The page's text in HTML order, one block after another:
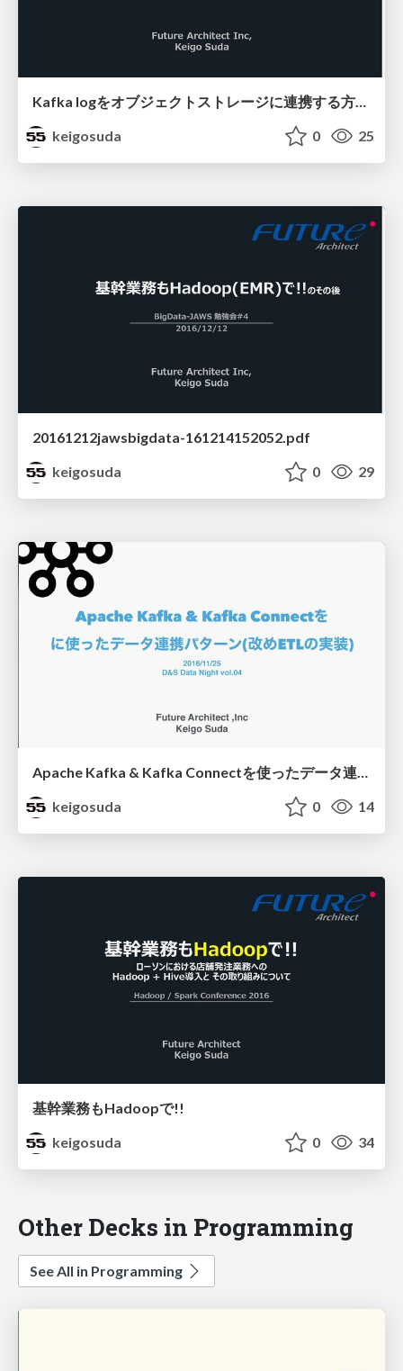
Kafka logをオブジェクトストレージに連携する⽅法まとめ
keigosuda
0 25
20161212jawsbigdata-161214152052.pdf
keigosuda
0 29
Apache Kafka & Kafka Connectを使ったデータ連携パターン(改めETLの実装)
keigosuda
0 14
基幹業務もHadoopで!!
keigosuda
0 34
Other Decks in Programming
See All in Programming